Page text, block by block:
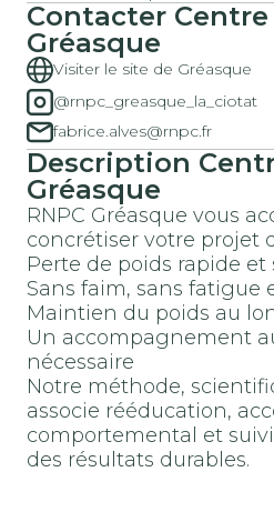
Contacter Centre
Gréasque
Visiter le site de Gréasque
@rnpc_greasque_la_ciotat
fabrice.alves@rnpc.fr
Description
Gréasque
RNPC Gréasque vous
concrétiser votre projet
Perte de poids rapide
Sans faim, sans fatigue
Maintien du poids au
Un accompagnement
nécessaire
Notre méthode,
associe rééducation,
comportemental et
des résultats durables.